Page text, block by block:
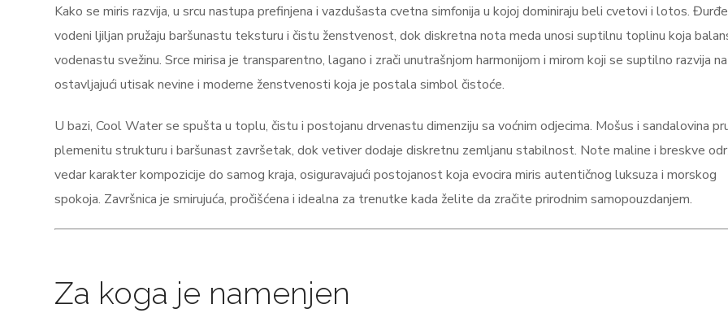
Kako se miris razvija, u srcu nastupa prefinjena i vazdušasta cvetna simfonija u kojoj dominiraju beli cvetovi i lotos.
vodeni ljiljan pružaju baršunastu teksturu i čistu ženstvenost, dok diskretna nota meda unosi suptilnu toplinu koja
vodenastu svežinu. Srce mirisa je transparentno, lagano i zrači unutrašnjom harmonijom i mirom koji se suptilno razvija
ostavljajući utisak nevine i moderne ženstvenosti koja je postala simbol čistoće.
U bazi, Cool Water se spušta u toplu, čistu i postojanu drvenastu dimenziju sa voćnim odjecima. Mošus i sandalovina
plemenitu strukturu i baršunast završetak, dok vetiver dodaje diskretnu zemljanu stabilnost. Note maline i breskve
vedar karakter kompozicije do samog kraja, osiguravajući postojanost koja evocira miris autentičnog luksuza i morskog
spokoja. Završnica je smirujuća, pročišćena i idealna za trenutke kada želite da zračite prirodnim samopouzdanjem.
Za koga je namenjen